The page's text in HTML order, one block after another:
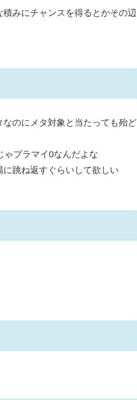
みにチャンスを得るとかその辺
のにメタ対象と当たっても殆ど
ゃプラマイ0なんだよな
跳ね返すぐらいして欲しい